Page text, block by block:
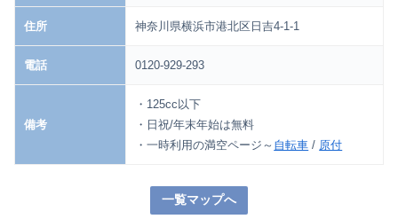
住所 神奈川県横浜市港北区日吉4-1-1
電話 0120-929-293
備考
・125cc以下
・日祝/年末年始は無料
・一時利用の満空ページ～ 自転車 / 原付
一覧マップへ